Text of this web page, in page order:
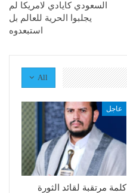
السعودي كايادي لامريكا لم
يجلبوا الحرية للعالم بل
استبعدوه
All
عاجل
كلمة مرتقبة لقائد الثورة